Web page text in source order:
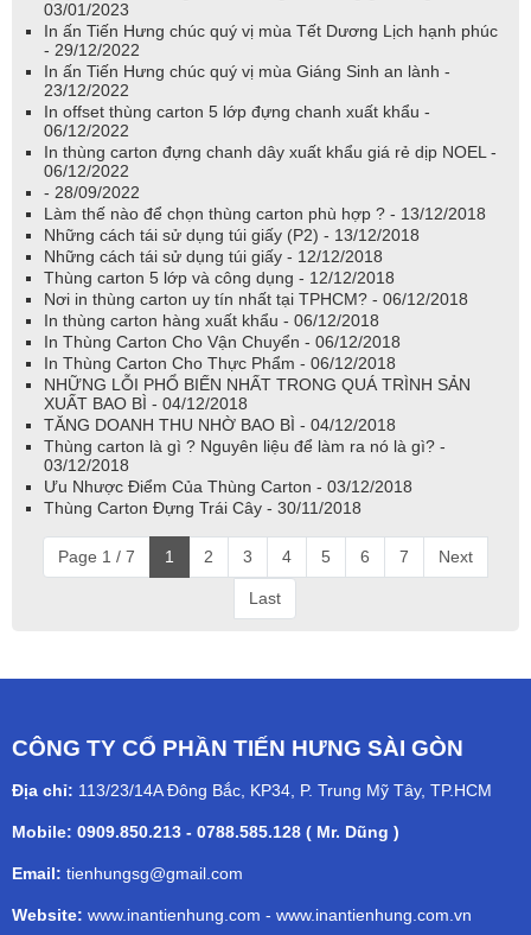
03/01/2023
In ấn Tiến Hưng chúc quý vị mùa Tết Dương Lịch hạnh phúc
- 29/12/2022
In ấn Tiến Hưng chúc quý vị mùa Giáng Sinh an lành -
23/12/2022
In offset thùng carton 5 lớp đựng chanh xuất khẩu -
06/12/2022
In thùng carton đựng chanh dây xuất khẩu giá rẻ dịp NOEL -
06/12/2022
- 28/09/2022
Làm thế nào để chọn thùng carton phù hợp ? - 13/12/2018
Những cách tái sử dụng túi giấy (P2) - 13/12/2018
Những cách tái sử dụng túi giấy - 12/12/2018
Thùng carton 5 lớp và công dụng - 12/12/2018
Nơi in thùng carton uy tín nhất tại TPHCM? - 06/12/2018
In thùng carton hàng xuất khẩu - 06/12/2018
In Thùng Carton Cho Vận Chuyển - 06/12/2018
In Thùng Carton Cho Thực Phẩm - 06/12/2018
NHỮNG LỖI PHỔ BIẾN NHẤT TRONG QUÁ TRÌNH SẢN
XUẤT BAO BÌ - 04/12/2018
TĂNG DOANH THU NHỜ BAO BÌ - 04/12/2018
Thùng carton là gì ? Nguyên liệu để làm ra nó là gì? -
03/12/2018
Ưu Nhược Điểm Của Thùng Carton - 03/12/2018
Thùng Carton Đựng Trái Cây - 30/11/2018
Page 1 / 7 1 2 3 4 5 6 7 Next
Last
CÔNG TY CỔ PHẦN TIẾN HƯNG SÀI GÒN
Địa chỉ: 113/23/14A Đông Bắc, KP34, P. Trung Mỹ Tây, TP.HCM
Mobile: 0909.850.213 - 0788.585.128 ( Mr. Dũng )
Email: tienhungsg@gmail.com
Website: www.inantienhung.com - www.inantienhung.com.vn